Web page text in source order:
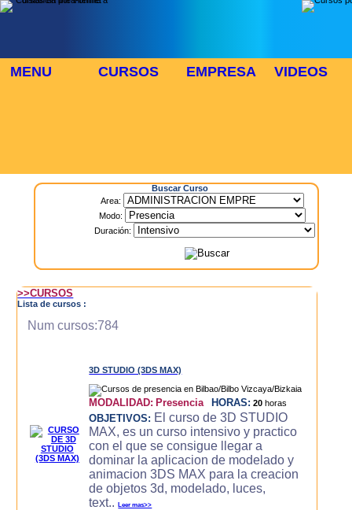
MENU CURSOS EMPRESA VIDEOS
Buscar Curso
Area:
Modo:
Duración:
>>CURSOS
Lista de cursos :
Num cursos:784
3D STUDIO (3DS MAX)
MODALIDAD: Presencia HORAS: 20 horas
OBJETIVOS: El curso de 3D STUDIO
MAX, es un curso intensivo y practico
con el que se consigue llegar a
dominar la aplicacion de modelado y
animacion 3DS MAX para la creacion
de objetos 3d, modelado, luces,
text..Leer mas>>